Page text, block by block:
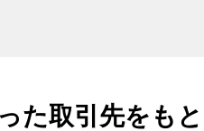
た取引先をも